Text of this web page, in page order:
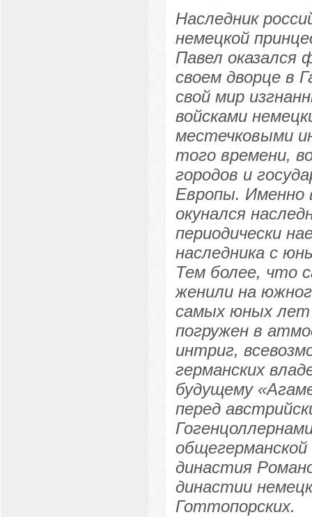
Наследник
немецкой
Павел оказался
своем дворце в
свой мир
войсками
местечковыми
того времени,
городов и
Европы. Именно
окунался
периодически
наследника с
Тем более, что
женили на
самых юных лет
погружен в
интриг,
германских
будущему
перед
общегерманской
династия
династии
Готтопорских.